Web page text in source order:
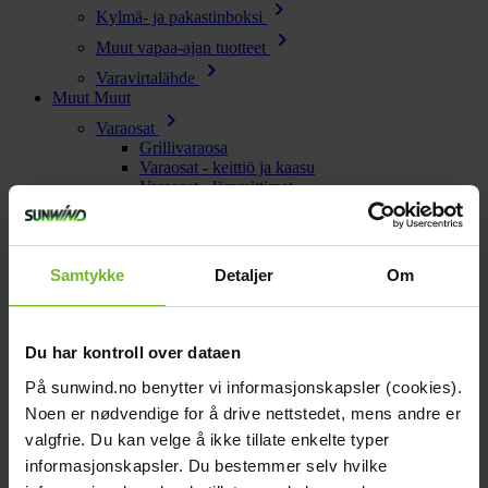
Samtykke Detaljer Om
Du har kontroll over dataen
På sunwind.no benytter vi informasjonskapsler (cookies).
Noen er nødvendige for å drive nettstedet, mens andre er
valgfrie. Du kan velge å ikke tillate enkelte typer
informasjonskapsler. Du bestemmer selv hvilke
Kylmä- ja pakastinboksi chevron_right
Muut vapaa-ajan tuotteet chevron_right
Varavirtalähde chevron_right
Muut Muut
Varaosat
chevron_right
Grillivaraosa
Varaosat - keittiö ja kaasu
Varaosat - lämmittimet
Outlet chevron_right
close
chevron_left
Takaisin päävalikkoon
Enjoy